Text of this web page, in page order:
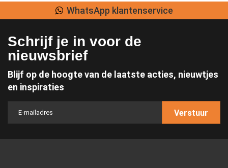
WhatsApp klantenservice
Schrijf je in voor de
nieuwsbrief
Blijf op de hoogte van de laatste acties, nieuwtjes
en inspiraties
Verstuur